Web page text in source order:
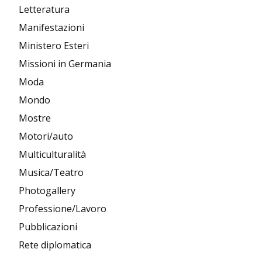
Letteratura
Manifestazioni
Ministero Esteri
Missioni in Germania
Moda
Mondo
Mostre
Motori/auto
Multiculturalità
Musica/Teatro
Photogallery
Professione/Lavoro
Pubblicazioni
Rete diplomatica